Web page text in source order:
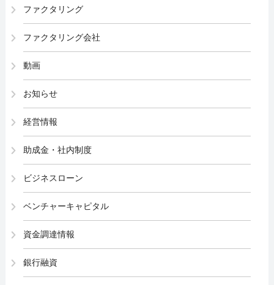
ファクタリング
ファクタリング会社
動画
お知らせ
経営情報
助成金・社内制度
ビジネスローン
ベンチャーキャピタル
資金調達情報
銀行融資